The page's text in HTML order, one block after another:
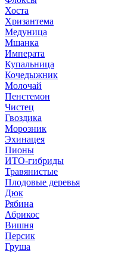
Хоста
Хризантема
Медуница
Мшанка
Императа
Купальница
Кочедыжник
Молочай
Пенстемон
Чистец
Гвоздика
Морозник
Эхинацея
Пионы
ИТО-гибриды
Травянистые
Плодовые деревья
Дюк
Рябина
Абрикос
Вишня
Персик
Груша